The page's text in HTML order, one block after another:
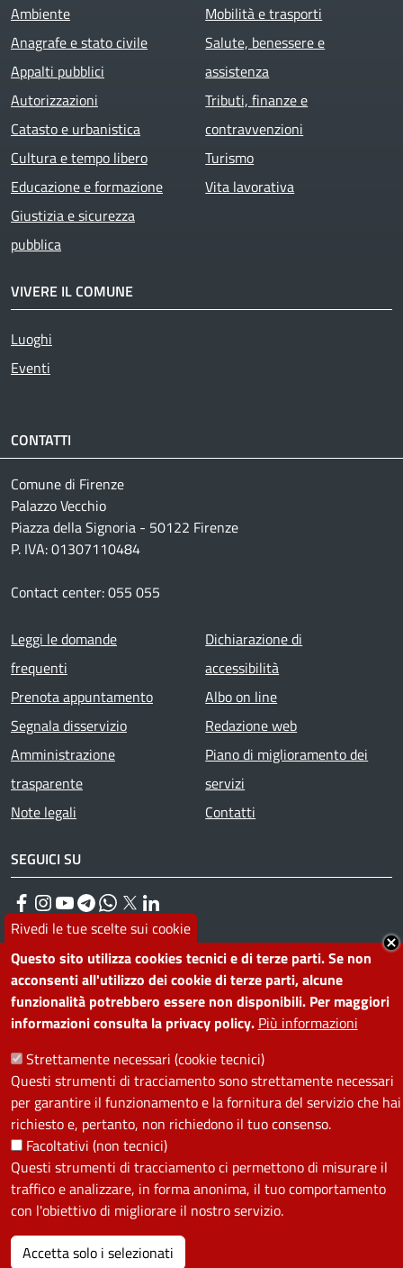
Rivedi le tue scelte sui cookie
Questo sito utilizza cookies tecnici e di terze parti. Se non
acconsenti all'utilizzo dei cookie di terze parti, alcune
funzionalità potrebbero essere non disponibili. Per maggiori
informazioni consulta la privacy policy. Più informazioni
Strettamente necessari (cookie tecnici)
Questi strumenti di tracciamento sono strettamente necessari
per garantire il funzionamento e la fornitura del servizio che hai
richiesto e, pertanto, non richiedono il tuo consenso.
Facoltativi (non tecnici)
Questi strumenti di tracciamento ci permettono di misurare il
traffico e analizzare, in forma anonima, il tuo comportamento
con l'obiettivo di migliorare il nostro servizio.
Accetta solo i selezionati
Ambiente
Anagrafe e stato civile
Appalti pubblici
Autorizzazioni
Catasto e urbanistica
Cultura e tempo libero
Educazione e formazione
Giustizia e sicurezza
pubblica
Mobilità e trasporti
Salute, benessere e
assistenza
Tributi, finanze e
contravvenzioni
Turismo
Vita lavorativa
VIVERE IL COMUNE
Luoghi
Eventi
CONTATTI
Comune di Firenze
Palazzo Vecchio
Piazza della Signoria - 50122 Firenze
P. IVA: 01307110484
Contact center: 055 055
Footer menu
Leggi le domande
frequenti
Prenota appuntamento
Segnala disservizio
Amministrazione
trasparente
Note legali
Dichiarazione di
accessibilità
Albo on line
Redazione web
Piano di miglioramento dei
servizi
Contatti
SEGUICI SU
Facebook
Instagram
YouTube
Telegram
WhatsApp
Twitter
PRIVACY
Useful links section
La Privacy nel Comune
PRIVACY